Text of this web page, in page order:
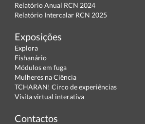
Relatório Anual RCN 2024
Relatório Intercalar RCN 2025
Exposições
Explora
Fishanário
Módulos em fuga
Mulheres na Ciência
TCHARAN! Circo de experiências
Visita virtual interativa
Contactos